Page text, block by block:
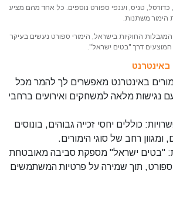
כדורסל, טניס, וענפי ספורט נוספים. כל אחד מהם מציע
הימור משתנות.
החוקיות בישראל, הימורי ספורט נעשים בעיקר
המוצעים דרך "בטים ישראל".
באינטרנט
באינטרנט מאפשרים לך להמר מכל
נגישות מלאה למשחקים ואירועים ברחבי
כוללים יחסי זכייה גבוהים, בונוסים
ומגוון רחב של סוגי הימורים.
"בטים ישראל" מספקת סביבה מאובטחת
ספורט, תוך שמירה על פרטיות המשתמשים